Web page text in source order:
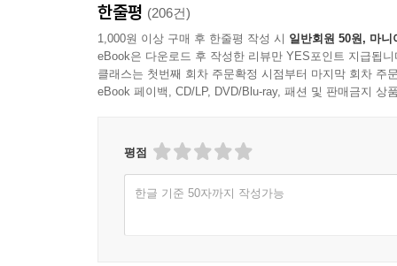
한줄평 (206건)
1,000원 이상 구매 후 한줄평 작성 시 일반회원 50원, 마니
eBook은 다운로드 후 작성한 리뷰만 YES포인트 지급됩니
클래스는 첫번째 회차 주문확정 시점부터 마지막 회차 주
eBook 페이백, CD/LP, DVD/Blu-ray, 패션 및 판매금지 상
평점
한글 기준 50자까지 작성가능